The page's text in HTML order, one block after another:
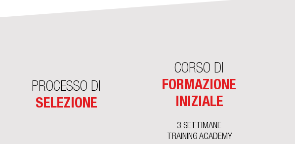
PROCESSO DI
SELEZIONE
CORSO DI
FORMAZIONE
INIZIALE
3 SETTIMANE
TRAINING ACADEMY